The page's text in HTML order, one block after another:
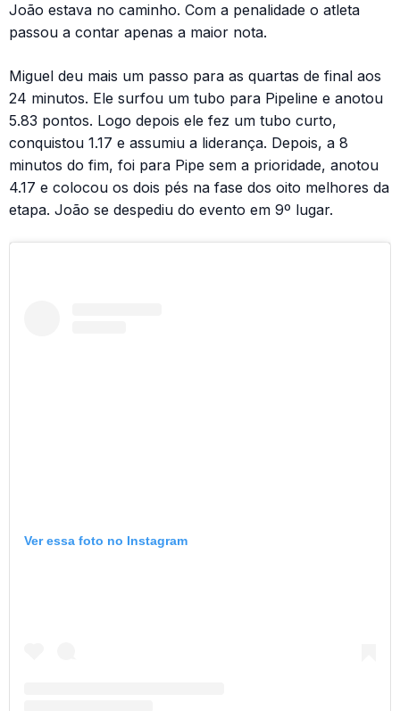
João estava no caminho. Com a penalidade o atleta
passou a contar apenas a maior nota.
Miguel deu mais um passo para as quartas de final aos
24 minutos. Ele surfou um tubo para Pipeline e anotou
5.83 pontos. Logo depois ele fez um tubo curto,
conquistou 1.17 e assumiu a liderança. Depois, a 8
minutos do fim, foi para Pipe sem a prioridade, anotou
4.17 e colocou os dois pés na fase dos oito melhores da
etapa. João se despediu do evento em 9º lugar.
Ver essa foto no Instagram